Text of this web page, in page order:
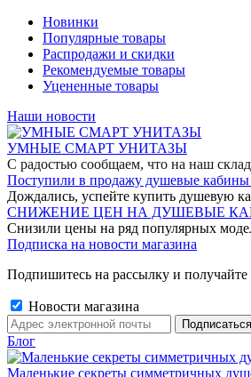
Новинки
Популярные товары
Распродажи и скидки
Рекомендуемые товары
Уцененные товары
Наши новости
УМНЫЕ СМАРТ УНИТАЗЫ
С радостью сообщаем, что на наш
Поступили в продажу душевые кабины
Дождались, успейте купить душевую
СНИЖЕНИЕ ЦЕН НА ДУШЕВЫЕ
Снизили цены на ряд популярных
Подписка на новости магазина
Подпишитесь на рассылку и
Новости магазина
Блог
Маленькие секреты симметричных